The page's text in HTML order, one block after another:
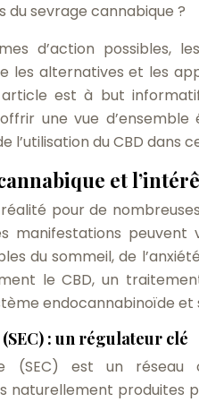
du sevrage cannabique ?
d’action possibles,
les alternatives et les
est à but
une vue
l’utilisation du CBD dans
et
pour de
manifestations peuvent
du sommeil, de
le CBD, un
endocannabinoïde et
: un régulateur clé
(SEC) est un réseau
naturellement produites